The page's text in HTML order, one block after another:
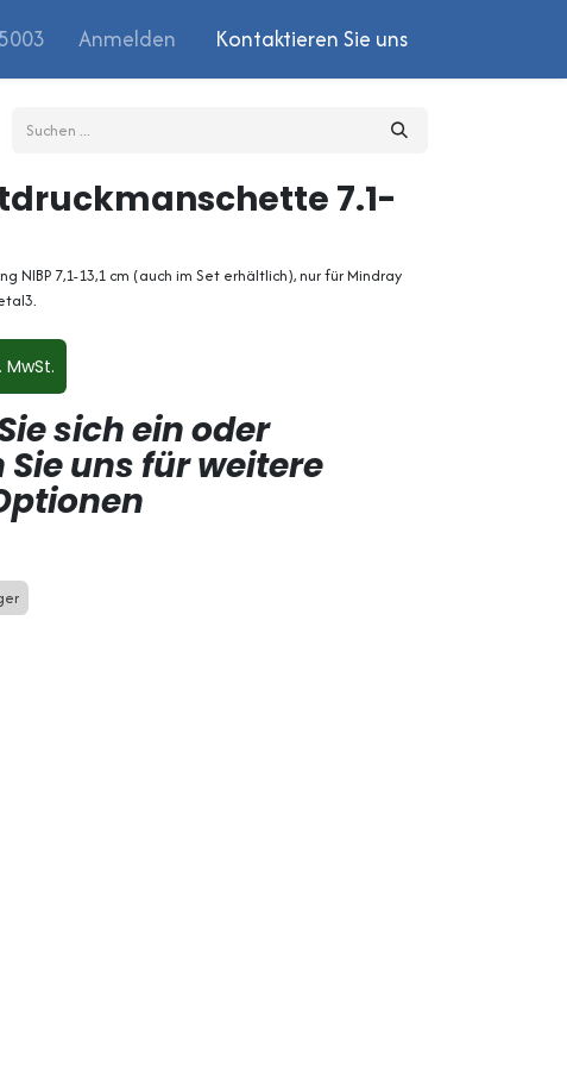
Anmelden Kontaktieren Sie uns
7.1-
NIBP 7,1-13,1 cm (auch im Set erhältlich), nur für Mindray
sich ein oder
uns für weitere